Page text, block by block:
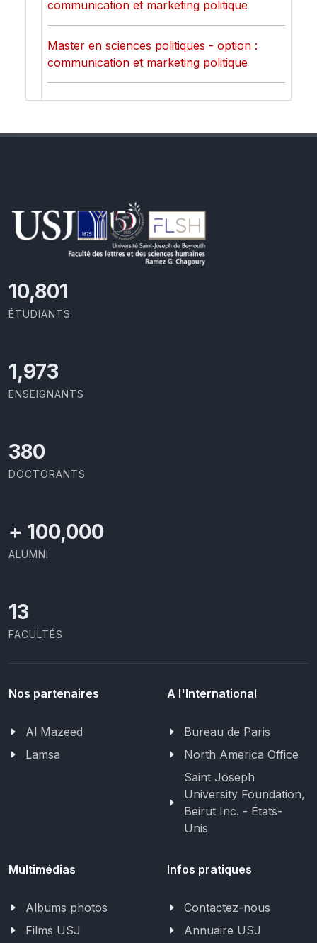
communication et marketing politique
Master en sciences politiques - option :
communication et marketing politique
11,418
ÉTUDIANTS
2,086
ENSEIGNANTS
403
DOCTORANTS
+ 100,000
ALUMNI
13
FACULTÉS
Nos partenaires
Al Mazeed
Lamsa
A l'International
Bureau de Paris
North America Office
Saint Joseph
University Foundation,
Beirut Inc. - États-
Unis
Multimédias
Albums photos
Films USJ
Infos pratiques
Contactez-nous
Annuaire USJ